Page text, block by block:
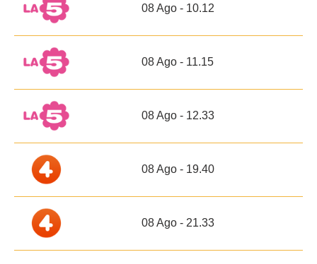
08 Ago - 10.12
08 Ago - 11.15
08 Ago - 12.33
08 Ago - 19.40
08 Ago - 21.33